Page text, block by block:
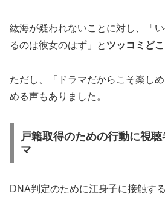
紘海が疑われないことに対し、「
るのは彼女のはず」と ツッコミど
ただし、「ドラマだからこそ楽し
める声もありました。
戸籍取得のための行動に視
マ
DNA判定のために江身子に接触す